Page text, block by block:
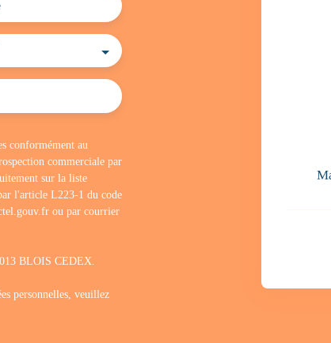
conformément au
commerciale par
sur la liste
l'article L223-1 du code
ou par courrier
BLOIS CEDEX.
personnelles, veuillez